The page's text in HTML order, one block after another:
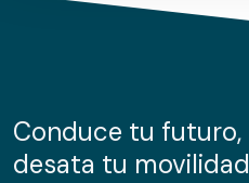
de cookies.
información sobre el uso que
nuestros partners de redes
Conduce tu futuro,
desata tu movilidad